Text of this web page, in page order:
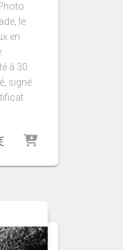
le
en
à 30
signé
Plage
prix :